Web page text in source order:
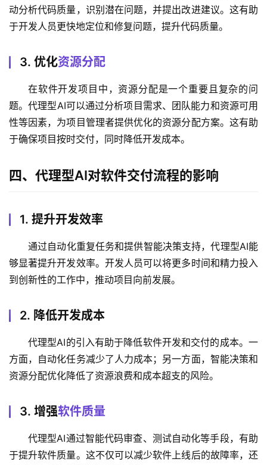
动分析代码质量，识别潜在问题，并提出改进建议。这有助
于开发人员更快地定位和修复问题，提升代码质量。
3. 优化资源分配
在软件开发项目中，资源分配是一个重要且复杂的问
题。代理型AI可以通过分析项目需求、团队能力和资源可用
性等因素，为项目管理者提供优化的资源分配方案。这有助
于确保项目按时交付，同时降低开发成本。
四、代理型AI对软件交付流程的影响
1. 提升开发效率
通过自动化重复任务和提供智能决策支持，代理型AI能
够显著提升开发效率。开发人员可以将更多时间和精力投入
到创新性的工作中，推动项目向前发展。
2. 降低开发成本
代理型AI的引入有助于降低软件开发和交付的成本。一
方面，自动化任务减少了人力成本；另一方面，智能决策和
资源分配优化降低了资源浪费和成本超支的风险。
3. 增强软件质量
代理型AI通过智能代码审查、测试自动化等手段，有助
于提升软件质量。这不仅可以减少软件上线后的故障率，还